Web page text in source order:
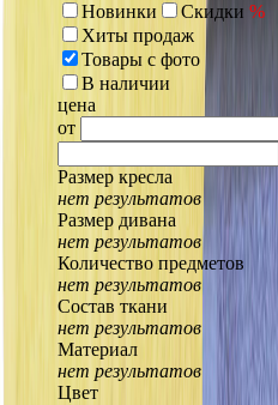
Новинки
Скидки %
Хиты продаж
Товары с фото
В наличии
цена
от
Размер кресла
нет результатов
Размер дивана
нет результатов
Количество предметов
нет результатов
Состав ткани
нет результатов
Материал
нет результатов
Цвет